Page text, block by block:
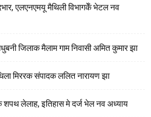
एलएनएमयू मैथिली विभागकेँ भेटल नव
जिलाक मैलाम गाम निवासी अमित कुमार झा
मिररक संपादक ललित नारायण झा
शपथ लेलाह, इतिहास मे दर्ज भेल नव अध्याय